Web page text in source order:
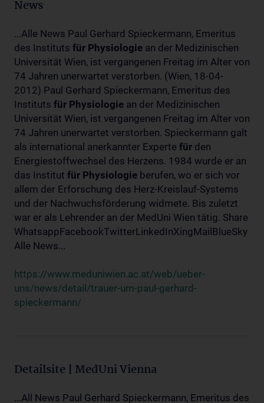
News
...Alle News Paul Gerhard Spieckermann, Emeritus
des Instituts für Physiologie an der Medizinischen
Universität Wien, ist vergangenen Freitag im Alter von
74 Jahren unerwartet verstorben. (Wien, 18-04-
2012) Paul Gerhard Spieckermann, Emeritus des
Instituts für Physiologie an der Medizinischen
Universität Wien, ist vergangenen Freitag im Alter von
74 Jahren unerwartet verstorben. Spieckermann galt
als international anerkannter Experte für den
Energiestoffwechsel des Herzens. 1984 wurde er an
das Institut für Physiologie berufen, wo er sich vor
allem der Erforschung des Herz-Kreislauf-Systems
und der Nachwuchsförderung widmete. Bis zuletzt
war er als Lehrender an der MedUni Wien tätig. Share
WhatsappFacebookTwitterLinkedInXingMailBlueSky
Alle News...
https://www.meduniwien.ac.at/web/ueber-
uns/news/detail/trauer-um-paul-gerhard-
spieckermann/
Detailsite | MedUni Vienna
...All News Paul Gerhard Spieckermann, Emeritus des